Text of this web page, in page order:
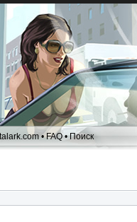
•FAQ•Поиск